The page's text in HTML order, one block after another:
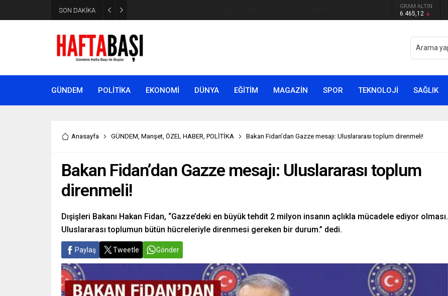
SON DAKİKA GRAM ALTIN
6.465,12
GÜNDEM POLİTİKA EKONOMİ DÜNYA EĞİTİM MAGAZİN SPOR TEKNOLOJİ SAĞLIK
Anasayfa GÜNDEM, Manşet, ÖZEL HABER, POLİTİKA Bakan Fidan’dan Gazze mesajı: Uluslararası toplum direnmeli!
Bakan Fidan’dan Gazze mesajı: Uluslararası toplum
direnmeli!
Dışişleri Bakanı Hakan Fidan, “Gazze’deki en büyük tehdit 2 milyon insanın açlıkla mücadele ediyor olması.
Uluslararası toplumun bütün hücreleriyle direnmesi gereken bir durum.” dedi.
Paylaş Tweetle Gönder